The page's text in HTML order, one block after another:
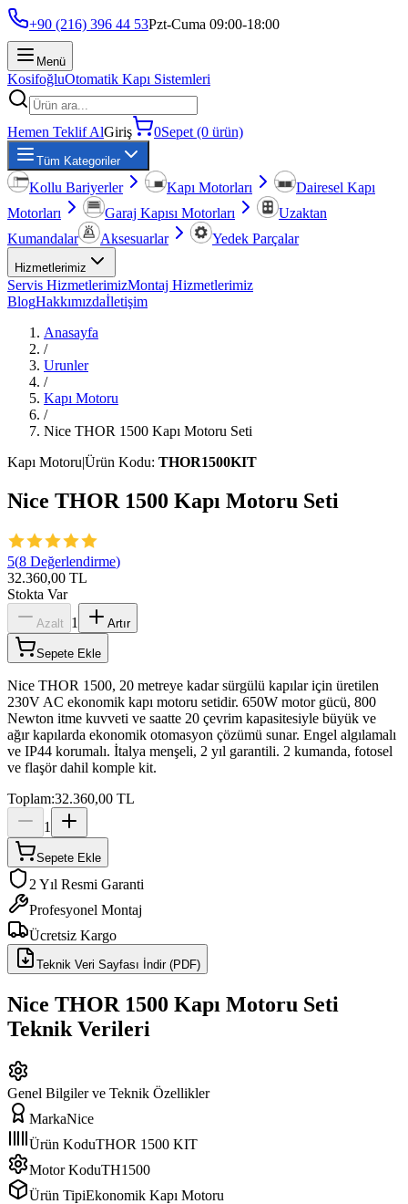
+90 (216) 396 44 53Pzt-Cuma 09:00-18:00
Menü
KosifoğluOtomatik Kapı Sistemleri
Hemen Teklif AlGiriş 0Sepet (0 ürün)
Tüm Kategoriler
Kollu Bariyerler Kapı Motorları
Dairesel Kapı
Motorları
Garaj Kapısı Motorları
Uzaktan
Kumandalar
Aksesuarlar Yedek Parçalar
Hizmetlerimiz
Servis HizmetlerimizMontaj Hizmetlerimiz
BlogHakkımızdaİletişim
Anasayfa
/
Urunler
/
Kapı Motoru
/
Nice THOR 1500 Kapı Motoru Seti
Kapı Motoru|Ürün Kodu: THOR1500KIT
Nice THOR 1500 Kapı Motoru Seti
5(8 Değerlendirme)
32.360,00 TL
Stokta Var
Azalt 1 Artır
Sepete Ekle
Nice THOR 1500, 20 metreye kadar sürgülü kapılar için üretilen
230V AC ekonomik kapı motoru setidir. 650W motor gücü, 800
Newton itme kuvveti ve saatte 20 çevrim kapasitesiyle büyük ve
ağır kapılarda ekonomik otomasyon çözümü sunar. Engel algılamalı
ve IP44 korumalı. İtalya menşeli, 2 yıl garantili. 2 kumanda, fotosel
ve flaşör dahil komple kit.
Toplam:32.360,00 TL
1
Sepete Ekle
2 Yıl Resmi Garanti
Profesyonel Montaj
Ücretsiz Kargo
Teknik Veri Sayfası İndir (PDF)
Nice THOR 1500 Kapı Motoru Seti
Teknik Verileri
Genel Bilgiler ve Teknik Özellikler
MarkaNice
Ürün KoduTHOR 1500 KIT
Motor KoduTH1500
Ürün TipiEkonomik Kapı Motoru